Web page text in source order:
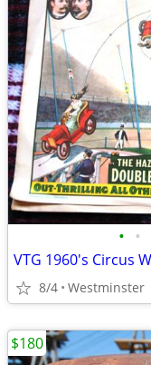
• •
8/4 Westminster
$180